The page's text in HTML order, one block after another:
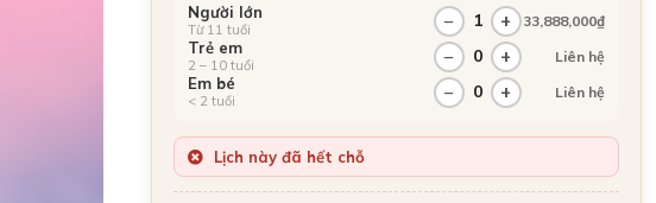
Người lớn
Từ 11 tuổi − 1 + 33,888,000₫
Trẻ em
2 – 10 tuổi − 0 + Liên hệ
Em bé
< 2 tuổi − 0 + Liên hệ
Lịch này đã hết chỗ